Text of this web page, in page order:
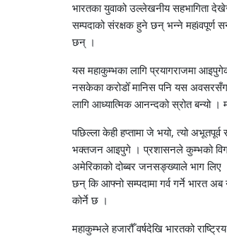
भारतका युवाको उल्लेखनीय सहभागिता
सम्पदाको संरक्षक हुने छन् भन्ने महìवपूर्ण
छन् ।
यस महाकुम्भका लागि प्रयागराजमा
नसकेका करोडोँ मानिस पनि यस अवसरसँग
लागि आध्यात्मिक आनन्दको स्रोत बन्यो ।
पछिल्ला केही हप्तामा जे भयो, त्यो
भक्तजन आइपुगे । प्रशासनले कुम्भको
अमेरिकाको दोब्बर जनसङ्ख्याले भाग लिए
छन् कि आफ्नो सम्पदामा गर्व गर्ने भारत
कोर्ने छ ।
महाकुम्भले हजारौँ वर्षदेखि भारतको